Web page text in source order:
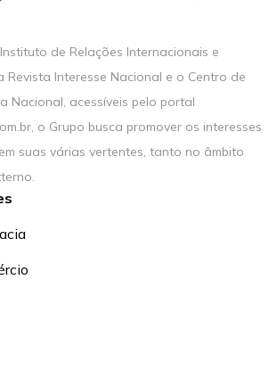
de Relações Internacionais e
Revista Interesse Nacional e o Centro de
Nacional, acessíveis pelo portal
o Grupo busca promover os interesses
suas várias vertentes, tanto no âmbito